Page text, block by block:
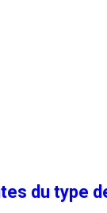
du type